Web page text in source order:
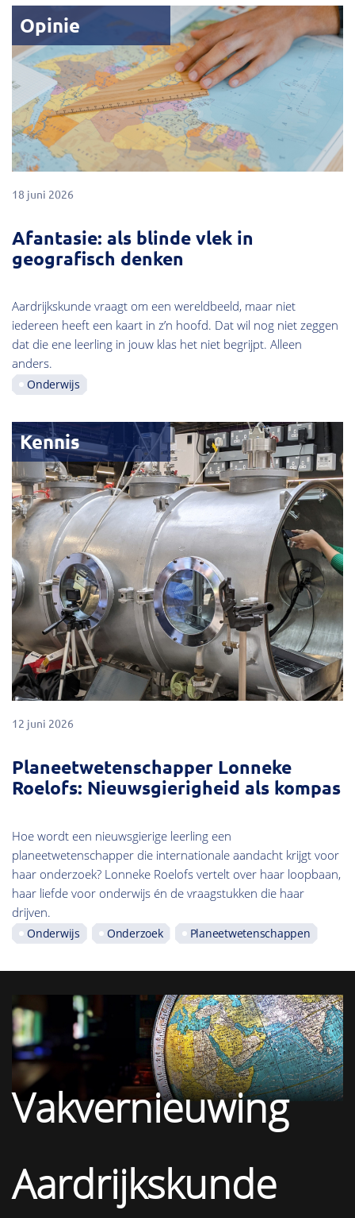
Opinie
18 juni 2026
Afantasie: als blinde vlek in
geografisch denken
Aardrijkskunde vraagt om een wereldbeeld, maar niet
iedereen heeft een kaart in z’n hoofd. Dat wil nog niet zeggen
dat die ene leerling in jouw klas het niet begrijpt. Alleen
anders.
Onderwijs
Kennis
12 juni 2026
Planeetwetenschapper Lonneke
Roelofs: Nieuwsgierigheid als kompas
Hoe wordt een nieuwsgierige leerling een
planeetwetenschapper die internationale aandacht krijgt voor
haar onderzoek? Lonneke Roelofs vertelt over haar loopbaan,
haar liefde voor onderwijs én de vraagstukken die haar
drijven.
Onderwijs Onderzoek Planeetwetenschappen
Vakvernieuwing
Aardrijkskunde